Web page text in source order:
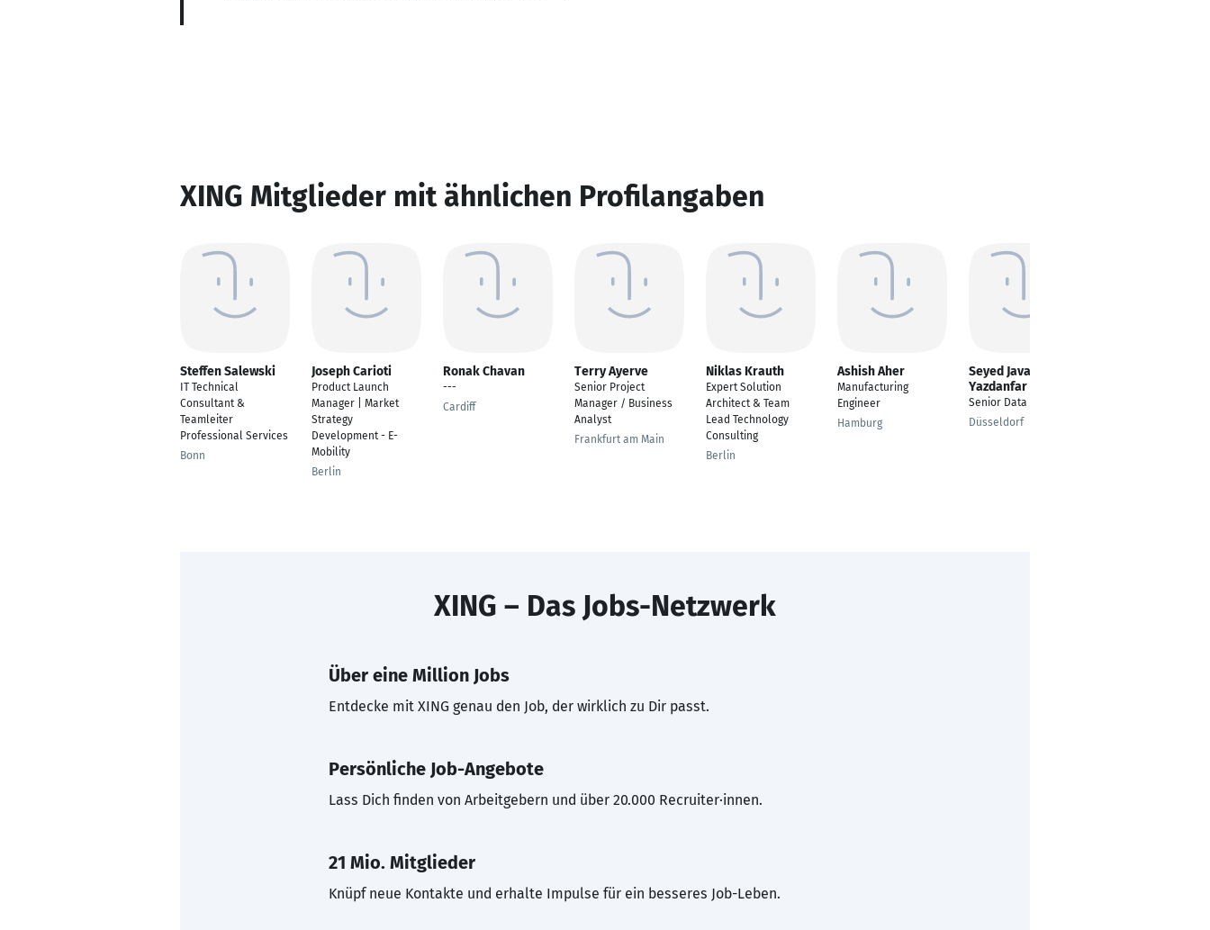
XING Mitglieder mit ähnlichen Profilangaben
Steffen Salewski
IT Technical
Consultant &
Teamleiter
Professional Services
Bonn
Joseph Carioti
Product Launch
Manager | Market
Strategy
Development - E-
Mobility
Berlin
Ronak Chavan
---
Cardiff
Terry Ayerve
Senior Project
Manager / Business
Analyst
Frankfurt am Main
Niklas Krauth
Expert Solution
Architect & Team
Lead Technology
Consulting
Berlin
Ashish Aher
Manufacturing
Engineer
Hamburg
Seyed Javad
Yazdanfar
Senior Data Scientist
Düsseldorf
XING – Das Jobs-Netzwerk
Über eine Million Jobs
Entdecke mit XING genau den Job, der wirklich zu Dir passt.
Persönliche Job-Angebote
Lass Dich finden von Arbeitgebern und über 20.000 Recruiter·innen.
21 Mio. Mitglieder
Knüpf neue Kontakte und erhalte Impulse für ein besseres Job-Leben.